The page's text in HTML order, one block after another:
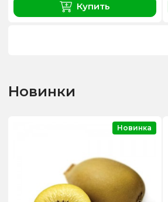
Купить
Новинки
Новинка